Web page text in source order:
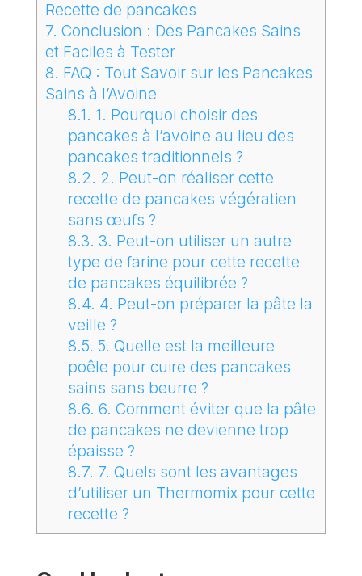
Recette de pancakes
7. Conclusion : Des Pancakes Sains
et Faciles à Tester
8. FAQ : Tout Savoir sur les Pancakes
Sains à l’Avoine
8.1. 1. Pourquoi choisir des
pancakes à l’avoine au lieu des
pancakes traditionnels ?
8.2. 2. Peut-on réaliser cette
recette de pancakes végératien
sans œufs ?
8.3. 3. Peut-on utiliser un autre
type de farine pour cette recette
de pancakes équilibrée ?
8.4. 4. Peut-on préparer la pâte la
veille ?
8.5. 5. Quelle est la meilleure
poêle pour cuire des pancakes
sains sans beurre ?
8.6. 6. Comment éviter que la pâte
de pancakes ne devienne trop
épaisse ?
8.7. 7. Quels sont les avantages
d’utiliser un Thermomix pour cette
recette ?